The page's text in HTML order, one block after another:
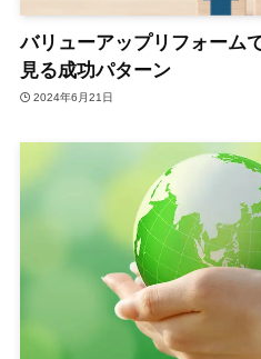
バリューアップリフォーム
見る成功パターン
2024年6月21日